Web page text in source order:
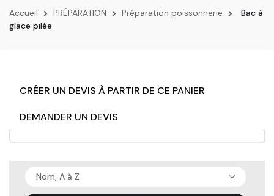
Accueil PRÉPARATION Préparation poissonnerie
Bac à
glace pilée
CRÉER UN DEVIS À PARTIR DE CE PANIER
DEMANDER UN DEVIS
Nom, A à Z